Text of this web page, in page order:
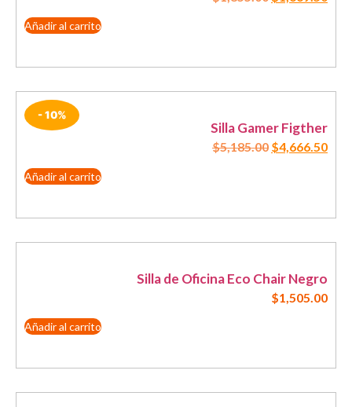
Añadir al carrito
- 10%
Silla Gamer Figther
$5,185.00 $4,666.50
Añadir al carrito
Silla de Oficina Eco Chair Negro
$1,505.00
Añadir al carrito